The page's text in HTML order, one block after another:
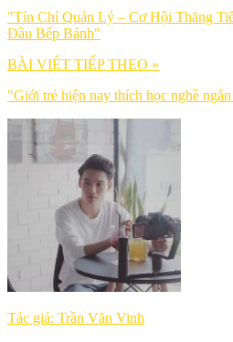
"Tín Chỉ Quản Lý – Cơ Hội Thăng
Đầu Bếp Bánh"
BÀI VIẾT TIẾP THEO »
"Giới trẻ hiện nay thích học nghề
Tác giả: Trần Văn Vinh